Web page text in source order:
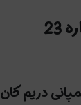
لنز چشم رنگی کانفست (CONFEST) شماره 23
دریم کان